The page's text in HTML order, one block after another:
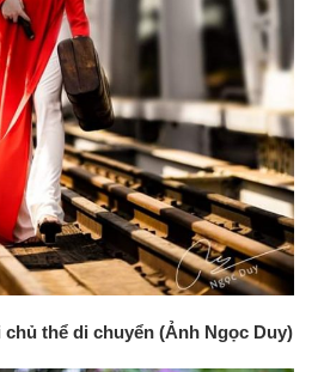
thể di chuyển (Ảnh Ngọc Duy)